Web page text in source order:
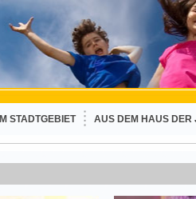
IM STADTGEBIET AUS DEM HAUS DER